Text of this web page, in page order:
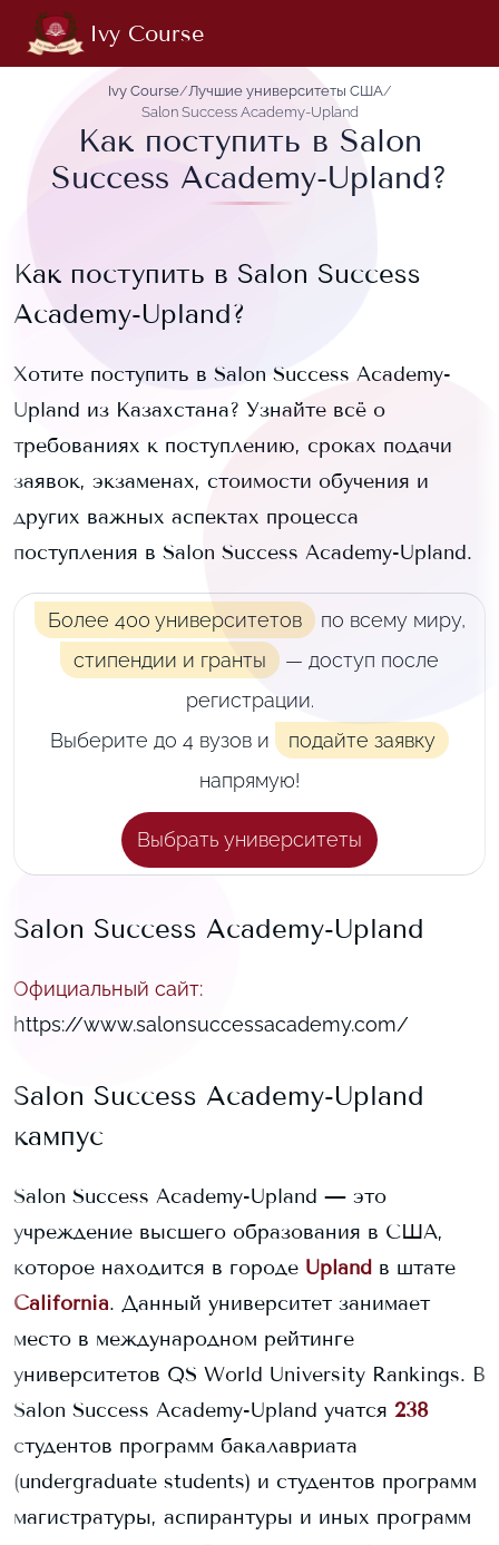
Ivy Course
Ivy Course/Лучшие университеты США/
Salon Success Academy-Upland
Как поступить в Salon
Success Academy-Upland?
Как поступить в Salon Success
Academy-Upland?
Хотите поступить в Salon Success Academy-
Upland из Казахстана? Узнайте всё о
требованиях к поступлению, сроках подачи
заявок, экзаменах, стоимости обучения и
других важных аспектах процесса
поступления в Salon Success Academy-Upland.
Более 400 университетов по всему миру,
стипендии и гранты
— доступ после
регистрации.
Выберите до 4 вузов и
подайте заявку
напрямую!
Выбрать университеты
Salon Success Academy-Upland
Официальный сайт:
https://www.salonsuccessacademy.com/
Salon Success Academy-Upland
кампус
Salon Success Academy-Upland — это
учреждение высшего образования в США,
которое находится в городе Upland в штате
California. Данный университет занимает
место в международном рейтинге
университетов QS World University Rankings. В
Salon Success Academy-Upland учатся 238
студентов программ бакалавриата
(undergraduate students) и студентов программ
магистратуры, аспирантуры и иных программ